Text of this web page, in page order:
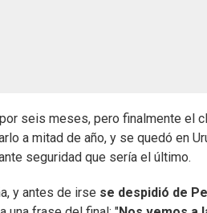
seis meses, pero finalmente el
a mitad de año, y se quedó en
seguridad que sería el último.
y antes de irse se despidió de